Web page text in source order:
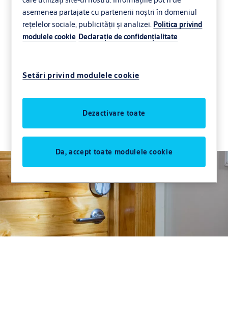
Ușile noastre de securitate, încuietorile inteligente
și sistemele moderne de acces oferă soluții fiabile
dumneavoastră – ținând oaspeții nedoriți afară.
Creăm un mediu sigur pentru familia
dumneavoastră folosind cele mai noi tehnologii,
cum ar fi încuietori electromecanice, chei digitale și
asemenea partajate cu partenerii noștri în domeniul
rețelelor sociale, publicității și analizei. Politica privind
modulele cookie Declaraţie de confidenţialitate
Setări privind modulele cookie
Dezactivare toate
Da, accept toate modulele cookie